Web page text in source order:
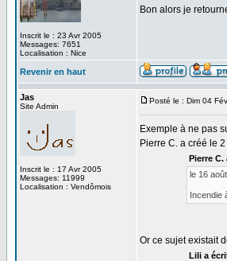
Inscrit le : 23 Avr 2005
Messages: 7651
Localisation : Nice
Bon alors je
Revenir en haut
Jas
Site Admin
Inscrit le : 17 Avr 2005
Messages: 11999
Localisation : Vendômois
Posté le : Dim 04
Exemple à ne pas
Pierre C. a créé le
Pierre C.
le 16
Incendie
Or ce sujet existait
Lili a